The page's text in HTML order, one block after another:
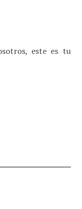
este es tu